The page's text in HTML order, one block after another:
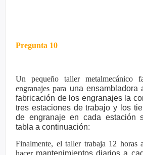
Pregunta 10
Un pequeño taller metalmecánico
engranajes para una ensambladora
fabricación de los engranajes la
tres estaciones de trabajo y los
de engranaje en cada estación
tabla a continuación:
Finalmente, el taller trabaja 12 horas